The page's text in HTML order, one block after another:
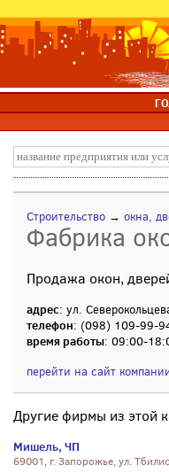
Строительство → окна,
Фабрика
Продажа окон,
адрес: ул.
телефон: (098) 109-99-
время работы: 09:00-
перейти на сайт
Другие фирмы из этой
Мишель, ЧП
69001, г. Запорожье, ул.